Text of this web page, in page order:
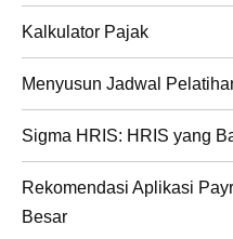
Kalkulator Pajak
Menyusun Jadwal
Sigma HRIS: HRIS yang
Rekomendasi Aplikasi
Besar